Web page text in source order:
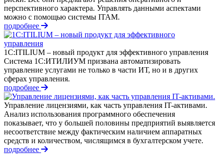
перспективного характера. Управлять данными аспектами
можно с помощью системы ITAM.
подробнее
1С:ITILIUM – новый продукт для эффективного управления
Система 1С:ИТИЛИУМ призвана автоматизировать
управление услугами не только в части ИТ, но и в других
сферах управления.
подробнее
Управление лицензиями, как часть управления IT-активами.
Анализ использования программного обеспечения
показывает, что у большей половины предприятий выявляется
несоответствие между фактическим наличием аппаратных
средств и количеством, числящимся в бухгалтерском учете.
подробнее